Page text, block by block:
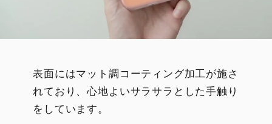
表面にはマット調コーティング加工が施さ
れており、心地よいサラサラとした手触り
をしています。